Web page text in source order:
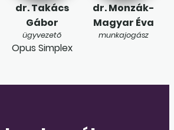
dr. Takács
Gábor
ügyvezető
Opus Simplex
dr. Monzák-
Magyar Éva
munkajogász